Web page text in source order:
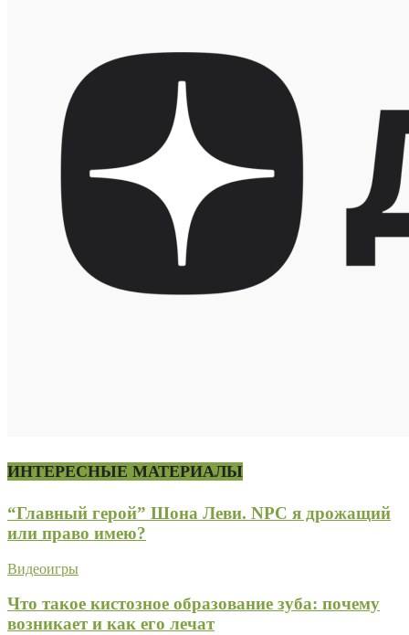
ИНТЕРЕСНЫЕ МАТЕРИАЛЫ
“Главный герой” Шона Леви. NPC я дрожащий
или право имею?
Видеоигры
Что такое кистозное образование зуба: почему
возникает и как его лечат